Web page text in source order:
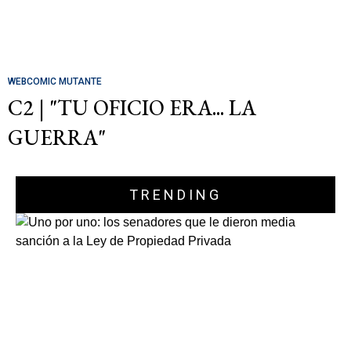
WEBCOMIC MUTANTE
C2 | "TU OFICIO ERA... LA
GUERRA"
TRENDING